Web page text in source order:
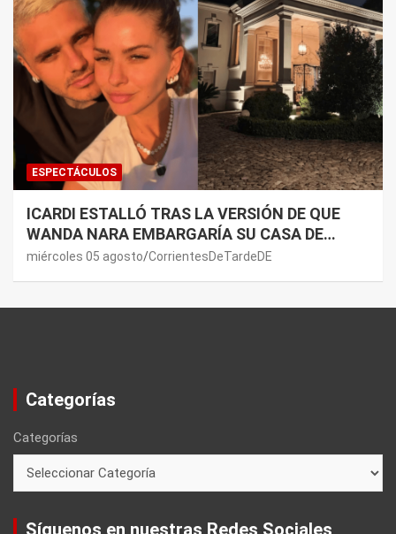
ESPECTÁCULOS
ICARDI ESTALLÓ TRAS LA VERSIÓN DE QUE
WANDA NARA EMBARGARÍA SU CASA DE
NORDELTA: “NECESITAN RASCAR DE ALGÚN
miércoles 05 agosto CorrientesDeTardeDE
Categorías
Categorías
Síguenos en nuestras Redes Sociales